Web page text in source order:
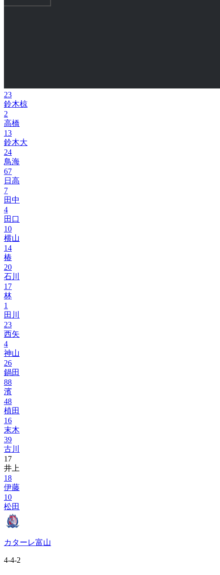
23
鈴木椋
2
高橋
13
鈴木大
24
鳥海
67
日高
7
田中
4
田口
10
横山
14
椿
20
石川
17
林
1
田川
23
西矢
4
神山
26
鍋田
88
濱
48
植田
16
末木
39
古川
17
井上
18
伊藤
10
松田
カターレ富山
4-4-2